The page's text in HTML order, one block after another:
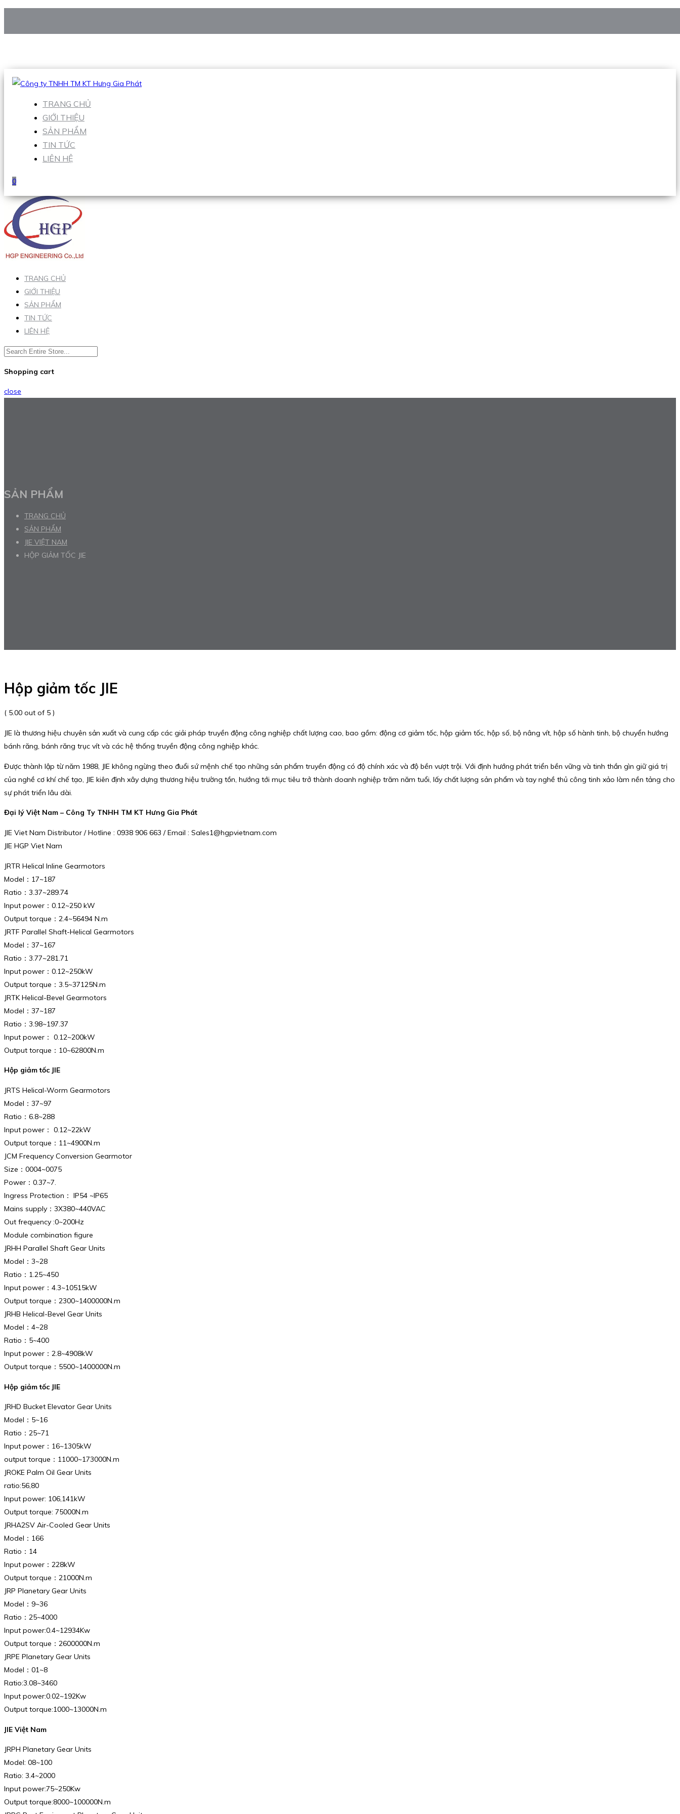
Hotline:0938 906 663
TRANG CHỦ
GIỚI THIỆU
SẢN PHẨM
TIN TỨC
LIÊN HỆ
0
TRANG CHỦ
GIỚI THIỆU
SẢN PHẨM
TIN TỨC
LIÊN HỆ
Shopping cart
close
SẢN PHẨM
TRANG CHỦ
SẢN PHẨM
JIE VIỆT NAM
HỘP GIẢM TỐC JIE
Hộp giảm tốc JIE
( 5.00 out of 5 )
JIE là thương hiệu chuyên sản xuất và cung cấp các giải pháp truyền động công nghiệp chất lượng cao, bao gồm: động cơ giảm tốc, hộp giảm tốc, hộp số, bộ nâng vít, hộp số hành tinh, bộ chuyển hướng
bánh răng, bánh răng trục vít và các hệ thống truyền động công nghiệp khác.
Được thành lập từ năm 1988, JIE không ngừng theo đuổi sứ mệnh chế tạo những sản phẩm truyền động có độ chính xác và độ bền vượt trội. Với định hướng phát triển bền vững và tinh thần gìn giữ giá trị
của nghề cơ khí chế tạo, JIE kiên định xây dựng thương hiệu trường tồn, hướng tới mục tiêu trở thành doanh nghiệp trăm năm tuổi, lấy chất lượng sản phẩm và tay nghề thủ công tinh xảo làm nền tảng cho
sự phát triển lâu dài.
Đại lý Việt Nam – Công Ty TNHH TM KT Hưng Gia Phát
JIE Viet Nam Distributor / Hotline : 0938 906 663 / Email : Sales1@hgpvietnam.com
JIE HGP Viet Nam
JRTR Helical Inline Gearmotors
Model：17~187
Ratio：3.37~289.74
Input power：0.12~250 kW
Output torque：2.4~56494 N.m
JRTF Parallel Shaft-Helical Gearmotors
Model：37~167
Ratio：3.77~281.71
Input power：0.12~250kW
Output torque：3.5~37125N.m
JRTK Helical-Bevel Gearmotors
Model：37~187
Ratio：3.98~197.37
Input power： 0.12~200kW
Output torque：10~62800N.m
Hộp giảm tốc JIE
JRTS Helical-Worm Gearmotors
Model：37~97
Ratio：6.8~288
Input power： 0.12~22kW
Output torque：11~4900N.m
JCM Frequency Conversion Gearmotor
Size：0004~0075
Power：0.37~7.
Ingress Protection： IP54 ~IP65
Mains supply：3X380~440VAC
Out frequency :0~200Hz
Module combination figure
JRHH Parallel Shaft Gear Units
Model：3~28
Ratio：1.25~450
Input power：4.3~10515kW
Output torque：2300~1400000N.m
JRHB Helical-Bevel Gear Units
Model：4~28
Ratio：5~400
Input power：2.8~4908kW
Output torque：5500~1400000N.m
Hộp giảm tốc JIE
JRHD Bucket Elevator Gear Units
Model：5~16
Ratio：25~71
Input power：16~1305kW
output torque：11000~173000N.m
JROKE Palm Oil Gear Units
ratio:56,80
Input power: 106,141kW
Output torque: 75000N.m
JRHA2SV Air-Cooled Gear Units
Model：166
Ratio：14
Input power：228kW
Output torque：21000N.m
JRP Planetary Gear Units
Model：9~36
Ratio：25~4000
Input power:0.4~12934Kw
Output torque：2600000N.m
JRPE Planetary Gear Units
Model：01~8
Ratio:3.08~3460
Input power:0.02~192Kw
Output torque:1000~13000N.m
JIE Việt Nam
JRPH Planetary Gear Units
Model: 08~100
Ratio: 3.4~2000
Input power:75~250Kw
Output torque:8000~100000N.m